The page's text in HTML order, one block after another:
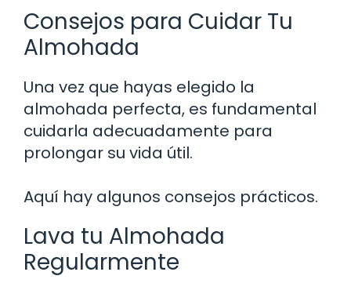
Consejos para Cuidar Tu
Almohada
Una vez que hayas elegido la
almohada perfecta, es fundamental
cuidarla adecuadamente para
prolongar su vida útil.
Aquí hay algunos consejos prácticos.
Lava tu Almohada
Regularmente